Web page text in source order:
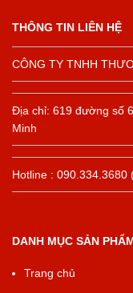
THÔNG TIN LIÊN HỆ
CÔNG TY TNHH
Địa chỉ: 619 đường số
Minh
Hotline : 090.334.3680
DANH MỤC SẢN
Trang chủ